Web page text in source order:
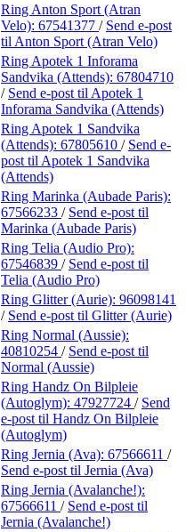
Ring Anton Sport (Atran
Velo): 67541377 / Send e-post
til Anton Sport (Atran Velo)
Ring Apotek 1 Inforama
Sandvika (Attends): 67804710
/ Send e-post til Apotek 1
Inforama Sandvika (Attends)
Ring Apotek 1 Sandvika
(Attends): 67805610 / Send e-
post til Apotek 1 Sandvika
(Attends)
Ring Marinka (Aubade Paris):
67566233 / Send e-post til
Marinka (Aubade Paris)
Ring Telia (Audio Pro):
67546839 / Send e-post til
Telia (Audio Pro)
Ring Glitter (Aurie): 96098141
/ Send e-post til Glitter (Aurie)
Ring Normal (Aussie):
40810254 / Send e-post til
Normal (Aussie)
Ring Handz On Bilpleie
(Autoglym): 47927724 / Send
e-post til Handz On Bilpleie
(Autoglym)
Ring Jernia (Ava): 67566611 /
Send e-post til Jernia (Ava)
Ring Jernia (Avalanche!):
67566611 / Send e-post til
Jernia (Avalanche!)